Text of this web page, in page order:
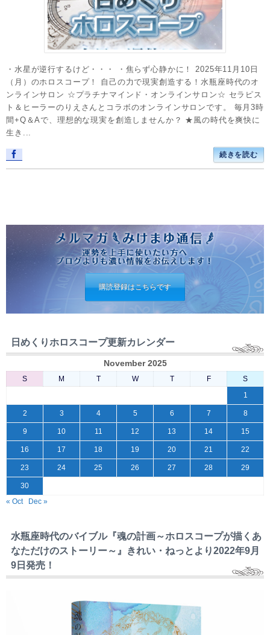
・水星が逆行するけど・・・ ・焦らず心静かに！ 2025年11月10日
（月）のホロスコープ！ 自己の力で現実創造する！水瓶座時代のオ
ンラインサロン ☆プラチナマインド・オンラインサロン☆ セラピス
ト＆ヒーラーのりえさんとコラボのオンラインサロンです。 毎月3時
間+Q＆Aで、理想的な現実を創造しませんか？ ★風の時代を爽快に
生き...
続きを読む
購読登録はこちらです
日めくりホロスコープ更新カレンダー
November 2025
S M T W T F
S
1
2 3 4 5 6 7 8
9 10 11 12 13 14 15
16 17 18 19 20 21 22
23 24 25 26 27 28 29
30
« Oct
Dec »
水瓶座時代のバイブル『魂の計画～ホロスコープが描くあ
なただけのストーリー～』きれい・ねっとより2022年9月
9日発売！